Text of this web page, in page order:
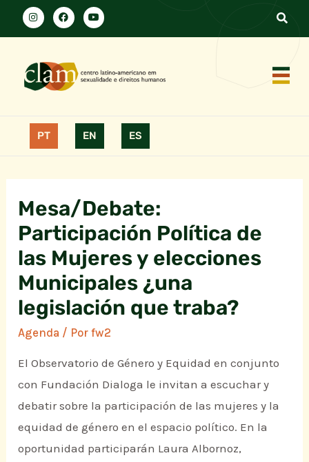
PT EN ES
Mesa/Debate:
Participación Política de
las Mujeres y elecciones
Municipales ¿una
legislación que traba?
Agenda / Porfw2
El Observatorio de Género y Equidad en conjunto
con Fundación Dialoga le invitan a escuchar y
debatir sobre la participación de las mujeres y la
equidad de género en el espacio político. En la
oportunidad participarán Laura Albornoz,